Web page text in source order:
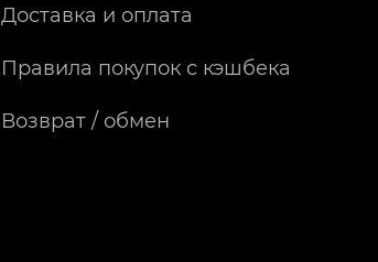
Доставка и оплата
Правила покупок с кэшбека
Возврат / обмен